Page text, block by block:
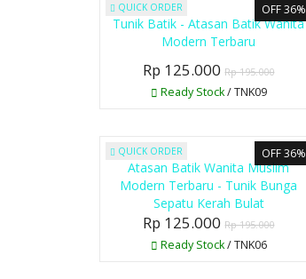
OFF 36%
QUICK ORDER
Tunik Batik - Atasan Batik Wanita
Modern Terbaru
Rp 125.000 Rp 195.000
Ready Stock/ TNK09
OFF 36%
QUICK ORDER
Atasan Batik Wanita Muslim
Modern Terbaru - Tunik Bunga
Sepatu Kerah Bulat
Rp 125.000 Rp 195.000
Ready Stock/ TNK06